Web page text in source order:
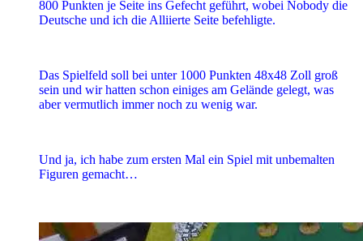
800 Punkten je Seite ins Gefecht geführt, wobei Nobody die
Deutsche und ich die Alliierte Seite befehligte.
Das Spielfeld soll bei unter 1000 Punkten 48x48 Zoll groß
sein und wir hatten schon einiges am Gelände gelegt, was
aber vermutlich immer noch zu wenig war.
Und ja, ich habe zum ersten Mal ein Spiel mit unbemalten
Figuren gemacht…